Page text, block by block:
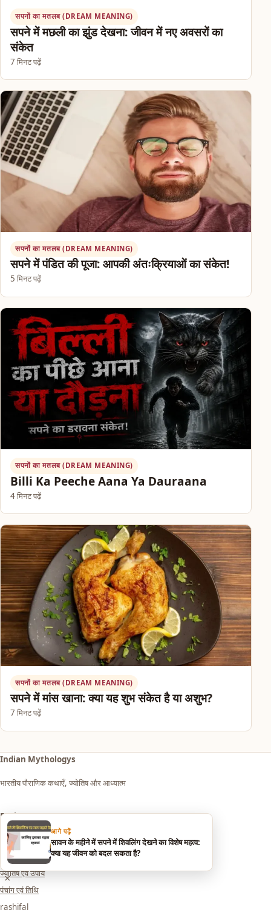
सपनों का मतलब (DREAM MEANING)
सपने में मछली का झुंड देखना: जीवन में नए अवसरों का
संकेत
7 मिनट पढ़ें
सपनों का मतलब (DREAM MEANING)
सपने में पंडित की पूजा: आपकी अंतःक्रियाओं का संकेत!
5 मिनट पढ़ें
सपनों का मतलब (DREAM MEANING)
Billi Ka Peeche Aana Ya Dauraana
4 मिनट पढ़ें
सपनों का मतलब (DREAM MEANING)
सपने में मांस खाना: क्या यह शुभ संकेत है या अशुभ?
7 मिनट पढ़ें
आगे पढ़ें
सावन के महीने में सपने में शिवलिंग देखने का विशेष महत्व:
क्या यह जीवन को बदल सकता है?
×
Indian Mythologys
भारतीय पौराणिक कथाएँ, ज्योतिष और आध्यात्म
Explore
आध्यात्म एवं धर्म
सपनों का मतलब (Dream Meaning)
ज्योतिष एवं उपाय
पंचांग एवं तिथि
rashifal